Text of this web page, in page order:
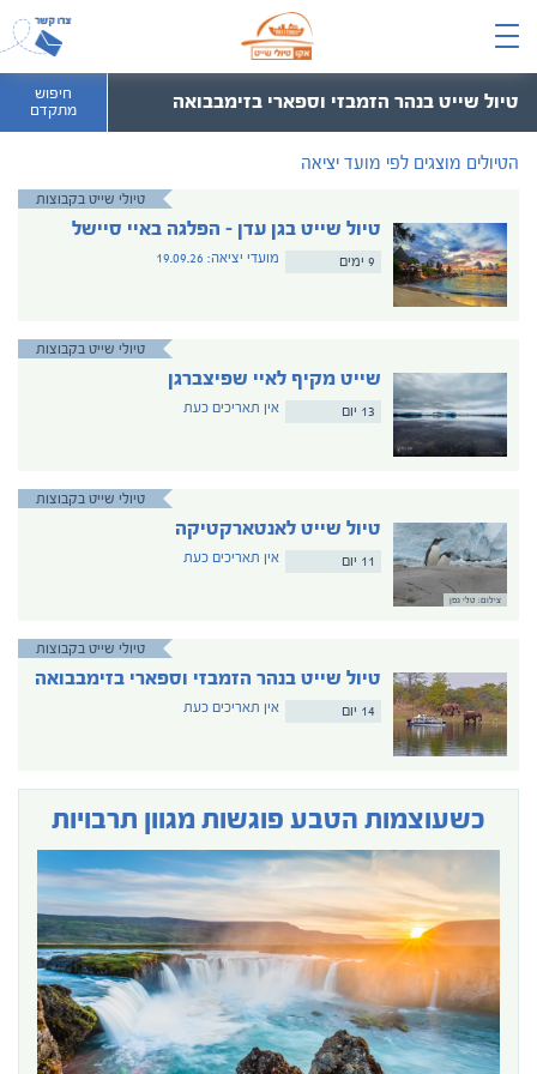
טיול שייט בנהר הזמבזי וספארי בזימבבואה
חיפוש
מתקדם
הטיולים מוצגים לפי מועד יציאה
טיולי שייט בקבוצות
טיול שייט בגן עדן – הפלגה באיי סיישל
9 ימים מועדי יציאה: 19.09.26
טיולי שייט בקבוצות
שייט מקיף לאיי שפיצברגן
13 יום אין תאריכים כעת
טיולי שייט בקבוצות
צילום: טלי גפן
טיול שייט לאנטארקטיקה
11 יום אין תאריכים כעת
טיולי שייט בקבוצות
טיול שייט בנהר הזמבזי וספארי בזימבבואה
14 יום אין תאריכים כעת
כשעוצמות הטבע פוגשות מגוון תרבויות